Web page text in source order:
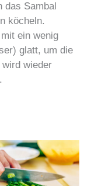
das Sambal
köcheln.
ein wenig
glatt, um die
wieder